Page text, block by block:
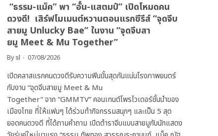
“ธรรม-แม็ค” พา “อั๋น-แสตมป์” เปิดโหมดคน
ดวงดี! เสิร์ฟโมเมนต์หวานตอนแรกซีรีส์ “จุดจีบ
สายมู Unlucky Bae” ในงาน “จุดจีบสา
ยมู Meet & Mu Together”
Bysl 07/08/2026
เปิดคลาสแรกคนดวงดีรับความฟินขั้นสุดกันแน่นโรงภาพยนตร์
กับงาน “จุดจีบสายมู Meet & Mu
Together” จาก “GMMTV” คอนเทนต์โพรไวเดอร์ชั้นนำของ
เมืองไทย ที่ให้แฟนๆ ได้ร่วมทำกิจกรรมสนุกๆ และเป็น 5 สุด
ยอดคนดวงดี ที่ได้ถามคำถาม เปิดตำราจีบแบบสายมูกับนักแสดง